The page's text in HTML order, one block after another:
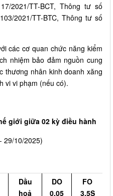
2021/TT-BCT, Thông tư số
2021/TT-BTC, Thông tư số
các cơ quan chức năng kiểm
nhiệm bảo đảm nguồn cung
thương nhân kinh doanh xăng
vi vi phạm (nếu có).
giới giữa 02 kỳ điều hành
29/10/2025)
Dầu
hoả
DO
0,05
FO
3,5S